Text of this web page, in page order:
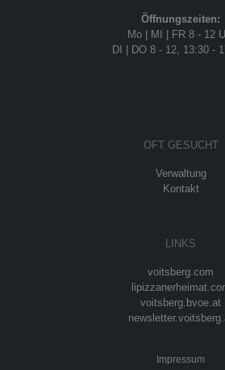
Öffnungszeiten:
Mo | MI | FR 8 - 12
DI | DO 8 - 12, 13:30 -
OFT GESUCHT
Verwaltung
Kontakt
LINKS
voitsberg.com
voitsberg.bvoe.at
Impressum